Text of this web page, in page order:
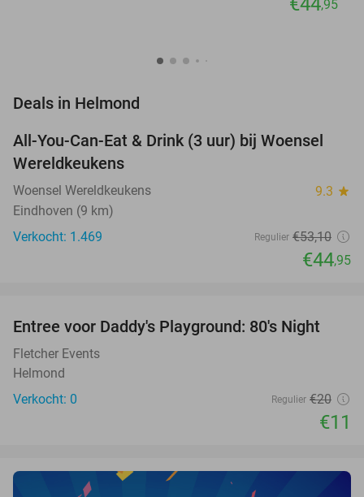
,95
Deals in Helmond
15%
All-You-Can-Eat & Drink (3 uur) bij Woensel
Wereldkeukens
Woensel Wereldkeukens 9.3 star
Eindhoven (9 km)
Verkocht: 1.469
Regulier €53,10
€44,95
45%
TODAY
Entree voor Daddy's Playground: 80's Night
Fletcher Events
Helmond
Verkocht: 0
Regulier €20
€11